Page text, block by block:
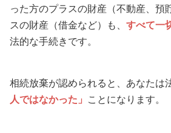
った方のプラスの財産（不動産、預
スの財産（借金など）も、 すべて一
法的な手続きです。
相続放棄が認められると、あなたは
人ではなかった」 ことになります。